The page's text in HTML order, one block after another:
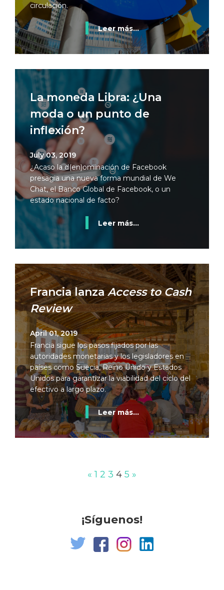
circulación.
Leer más...
La moneda Libra: ¿Una
moda o un punto de
inflexión?
July 03, 2019
¿Acaso la d(en)ominación de Facebook
presagia una nueva forma mundial de We
Chat, el Banco Global de Facebook, o un
estado nacional de facto?
Leer más...
Francia lanzaAccess to Cash
Review
April 01, 2019
Francia sigue los pasos fijados por las
autoridades monetarias y los legisladores en
países como Suecia, Reino Unido y Estados
Unidos para garantizar la viabilidad del ciclo del
efectivo a largo plazo.
Leer más...
« 1 2 3 4 5 »
¡Síguenos!